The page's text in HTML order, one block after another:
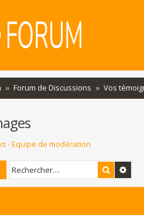
Forum de Discussions Vos
- Equipe de modération